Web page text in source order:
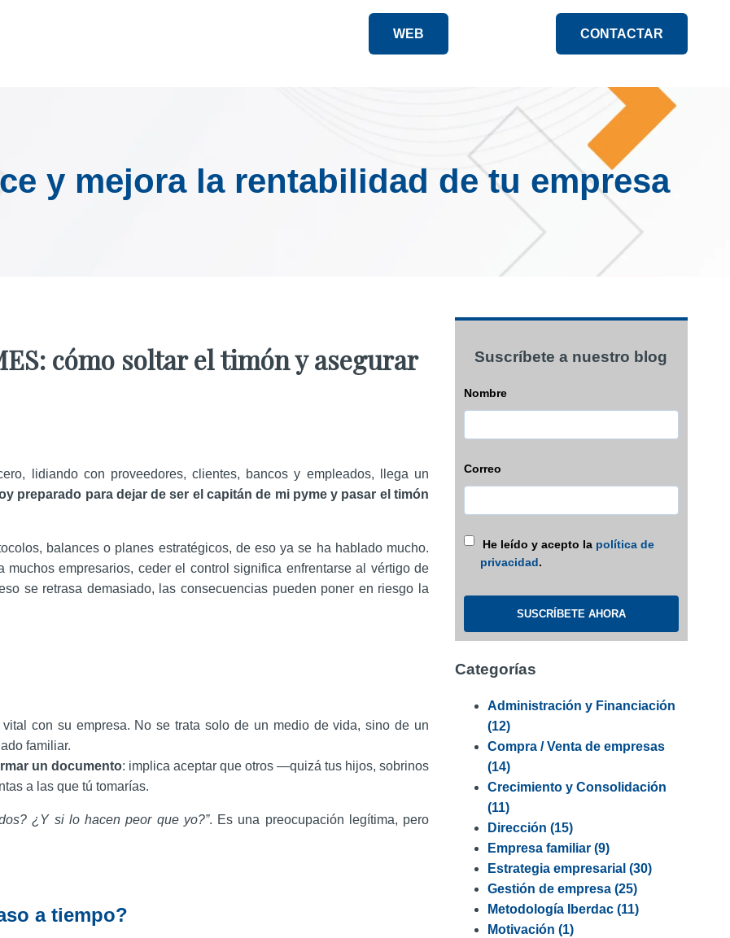
WEB CONTACTAR
y mejora la rentabilidad de tu empresa
cómo soltar el timón y asegurar
lidiando con proveedores, clientes, bancos y empleados, llega un
preparado para dejar de ser el capitán de mi pyme y pasar el timón
balances o planes estratégicos, de eso ya se ha hablado mucho.
muchos empresarios, ceder el control significa enfrentarse al vértigo de
se retrasa demasiado, las consecuencias pueden poner en riesgo la
con su empresa. No se trata solo de un medio de vida, sino de un
familiar.
un documento: implica aceptar que otros —quizá tus hijos, sobrinos
a las que tú tomarías.
¿Y si lo hacen peor que yo?”. Es una preocupación legítima, pero
a tiempo?
Suscríbete a nuestro blog
Nombre
Correo
He leído y acepto la política de
privacidad.
Categorías
Administración y Financiación
(12)
Compra / Venta de empresas
(14)
Crecimiento y Consolidación
(11)
Dirección (15)
Empresa familiar (9)
Estrategia empresarial (30)
Gestión de empresa (25)
Metodología Iberdac (11)
Motivación (1)